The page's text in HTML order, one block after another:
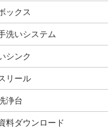
ックス
洗いシステム
シンク
リール
浄台
料ダウンロード